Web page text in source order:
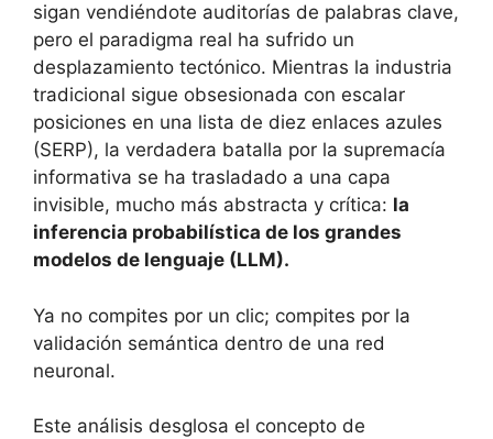
sigan vendiéndote auditorías de palabras clave,
pero el paradigma real ha sufrido un
desplazamiento tectónico. Mientras la industria
tradicional sigue obsesionada con escalar
posiciones en una lista de diez enlaces azules
(SERP), la verdadera batalla por la supremacía
informativa se ha trasladado a una capa
invisible, mucho más abstracta y crítica: la
inferencia probabilística de los grandes
modelos de lenguaje (LLM).
Ya no compites por un clic; compites por la
validación semántica dentro de una red
neuronal.
Este análisis desglosa el concepto de